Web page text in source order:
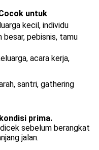
untuk
kecil, individu
besar, pebisnis, tamu
acara kerja,
santri, gathering
prima.
dicek sebelum berangkat
jalan.